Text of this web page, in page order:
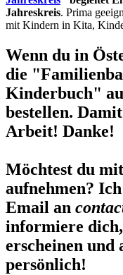
Jahreskreis. Prima
mit Kindern in Kita,
Wenn du in
die
Kinderbuch"
bestellen.
Arbeit! Danke!
Möchtest du
aufnehmen?
Email an
informiere dich,
erscheinen
persönlich!